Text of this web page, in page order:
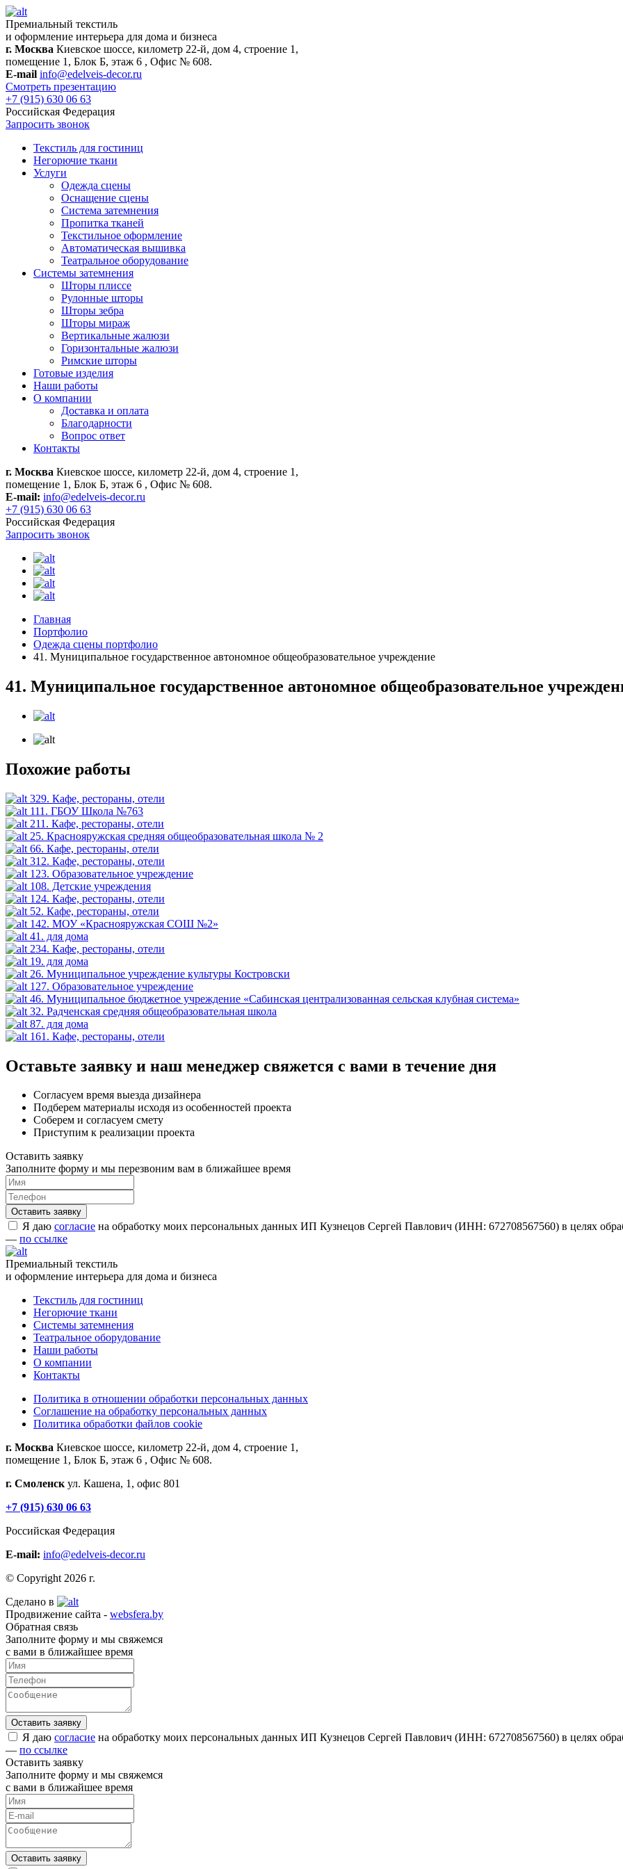
Премиальный текстиль
и оформление интерьера для дома и бизнеса
г. Москва Киевское шоссе, километр 22-й, дом 4, строение 1,
помещение 1, Блок Б, этаж 6 , Офис № 608.
E-mail info@edelveis-decor.ru
Смотреть презентацию
+7 (915) 630 06 63
Российская Федерация
Запросить звонок
Текстиль для гостиниц
Негорючие ткани
Услуги
Одежда сцены
Оснащение сцены
Система затемнения
Пропитка тканей
Текстильное оформление
Автоматическая вышивка
Театральное оборудование
Системы затемнения
Шторы плиссе
Рулонные шторы
Шторы зебра
Шторы мираж
Вертикальные жалюзи
Горизонтальные жалюзи
Римские шторы
Готовые изделия
Наши работы
О компании
Доставка и оплата
Благодарности
Вопрос ответ
Контакты
г. Москва Киевское шоссе, километр 22-й, дом 4, строение 1,
помещение 1, Блок Б, этаж 6 , Офис № 608.
E-mail: info@edelveis-decor.ru
+7 (915) 630 06 63
Российская Федерация
Запросить звонок
Главная
Портфолио
Одежда сцены портфолио
41. Муниципальное государственное автономное общеобразовательное учреждение
41. Муниципальное государственное автономное общеобразовательное
Похожие работы
329. Кафе, рестораны, отели
111. ГБОУ Школа №763
211. Кафе, рестораны, отели
25. Краснояружская средняя общеобразовательная школа № 2
66. Кафе, рестораны, отели
312. Кафе, рестораны, отели
123. Образовательное учреждение
108. Детские учреждения
124. Кафе, рестораны, отели
52. Кафе, рестораны, отели
142. МОУ «Краснояружская СОШ №2»
41. для дома
234. Кафе, рестораны, отели
19. для дома
26. Муниципальное учреждение культуры Костровски
127. Образовательное учреждение
46. Муниципальное бюджетное учреждение «Сабинская централизованная сельская клубная система»
32. Радченская средняя общеобразовательная школа
87. для дома
161. Кафе, рестораны, отели
Оставьте заявку и наш менеджер свяжется с вами в течение дня
Согласуем время выезда дизайнера
Подберем материалы исходя из особенностей проекта
Соберем и согласуем смету
Приступим к реализации проекта
Оставить заявку
Заполните форму и мы перезвоним вам в ближайшее время
Я даю согласие на обработку моих персональных данных ИП Кузнецов Сергей Павлович (ИНН: 672708567560) в целях
— по ссылке
Премиальный текстиль
и оформление интерьера для дома и бизнеса
Текстиль для гостиниц
Негорючие ткани
Системы затемнения
Театральное оборудование
Наши работы
О компании
Контакты
Политика в отношении обработки персональных данных
Соглашение на обработку персональных данных
Политика обработки файлов cookie
г. Москва Киевское шоссе, километр 22-й, дом 4, строение 1,
помещение 1, Блок Б, этаж 6 , Офис № 608.
г. Смоленскул. Кашена, 1, офис 801
+7 (915) 630 06 63
Российская Федерация
E-mail: info@edelveis-decor.ru
© Copyright 2026 г.
Сделано в
Продвижение сайта - websfera.by
Обратная связь
Заполните форму и мы свяжемся
с вами в ближайшее время
Я даю согласие на обработку моих персональных данных ИП Кузнецов Сергей Павлович (ИНН: 672708567560) в целях
— по ссылке
Оставить заявку
Заполните форму и мы свяжемся
с вами в ближайшее время